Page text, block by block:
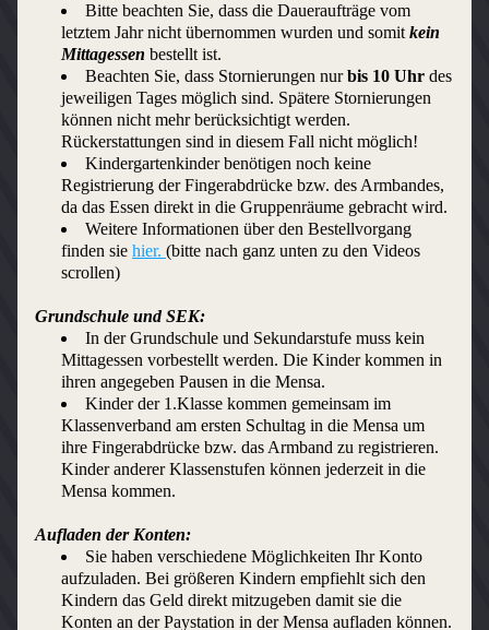
Bitte beachten Sie, dass die Daueraufträge vom
letztem Jahr nicht übernommen wurden und somit kein
Mittagessen bestellt ist.
Beachten Sie, dass Stornierungen nur bis 10 Uhr des
jeweiligen Tages möglich sind. Spätere Stornierungen
können nicht mehr berücksichtigt werden.
Rückerstattungen sind in diesem Fall nicht möglich!
Kindergartenkinder benötigen noch keine
Registrierung der Fingerabdrücke bzw. des Armbandes,
da das Essen direkt in die Gruppenräume gebracht wird.
Weitere Informationen über den Bestellvorgang
finden sie hier. (bitte nach ganz unten zu den Videos
scrollen)
Grundschule und SEK:
In der Grundschule und Sekundarstufe muss kein
Mittagessen vorbestellt werden. Die Kinder kommen in
ihren angegeben Pausen in die Mensa.
Kinder der 1.Klasse kommen gemeinsam im
Klassenverband am ersten Schultag in die Mensa um
ihre Fingerabdrücke bzw. das Armband zu registrieren.
Kinder anderer Klassenstufen können jederzeit in die
Mensa kommen.
Aufladen der Konten:
Sie haben verschiedene Möglichkeiten Ihr Konto
aufzuladen. Bei größeren Kindern empfiehlt sich den
Kindern das Geld direkt mitzugeben damit sie die
Konten an der Paystation in der Mensa aufladen können.